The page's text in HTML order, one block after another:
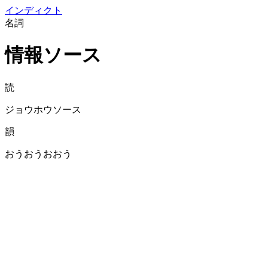
インディクト
名詞
情報ソース
読
ジョウホウソース
韻
おうおうおおう